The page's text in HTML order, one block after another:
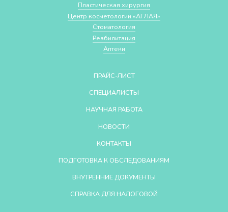
Пластическая хирургия
Центр косметологии «АГЛАЯ»
Стоматология
Реабилитация
Аптеки
ПРАЙС-ЛИСТ
СПЕЦИАЛИСТЫ
НАУЧНАЯ РАБОТА
НОВОСТИ
КОНТАКТЫ
ПОДГОТОВКА К ОБСЛЕДОВАНИЯМ
ВНУТРЕННИЕ ДОКУМЕНТЫ
СПРАВКА ДЛЯ НАЛОГОВОЙ